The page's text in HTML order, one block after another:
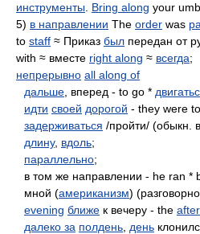
инструменты
Bring along your
5) в направлении The order was
to staff ≈ Приказ был передан от
with ≈ вместе right along ≈ всегда;
непрерывно all along of
дальше , вперед - to go *
идти своей дорогой - they were
задерживаться /пройти/ (обыкн.
длину, вдоль;
параллельно;
в том же направлении - he ran *
мной (американизм)
evening ближе к вечеру - the
далеко за полдень день